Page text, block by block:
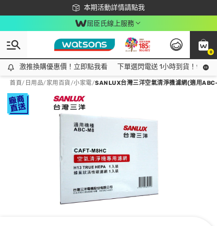
本期活動詳情請點我
下載app最高回饋$350
屈臣氏線上服務
0
激推換購優惠價！立即點我看
激推換購優惠價！立即點我看 下單選閃電送 1小時到貨！領神
首頁/ 日用品/ 家用百貨/小家電/SANLUX台灣三洋空氣清淨機濾網(適用